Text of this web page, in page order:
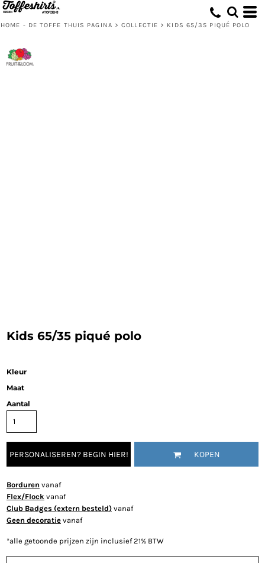
HOME - DE TOFFE THUIS PAGINA > COLLECTIE > KIDS 65/35 PIQUÉ POLO
Kids 65/35 piqué polo
Kleur
Maat
Aantal
PERSONALISEREN? BEGIN HIER! KOPEN
Borduren vanaf
Flex/Flock vanaf
Club Badges (extern besteld) vanaf
Geen decoratie vanaf
*alle getoonde prijzen zijn inclusief 21% BTW